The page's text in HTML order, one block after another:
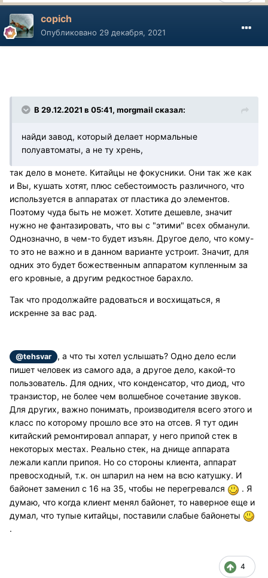
copich
Опубликовано 29 декабря, 2021
В 29.12.2021 в 05:41, morgmail сказал:
найди завод, который делает нормальные
полуавтоматы, а не ту хрень,
так дело в монете. Китайцы не фокусники. Они так же как
и Вы, кушать хотят, плюс себестоимость различного, что
используется в аппаратах от пластика до элементов.
Поэтому чуда быть не может. Хотите дешевле, значит
нужно не фантазировать, что вы с "этими" всех обманули.
Однозначно, в чем-то будет изъян. Другое дело, что кому-
то это не важно и в данном варианте устроит. Значит, для
одних это будет божественным аппаратом купленным за
его кровные, а другим редкостное барахло.
Так что продолжайте радоваться и восхищаться, я
искренне за вас рад.
@tehsvar
, а что ты хотел услышать? Одно дело если
пишет человек из самого ада, а другое дело, какой-то
пользователь. Для одних, что конденсатор, что диод, что
транзистор, не более чем волшебное сочетание звуков.
Для других, важно понимать, производителя всего этого и
класс по которому прошло все это на отсев. Я тут один
китайский ремонтировал аппарат, у него припой стек в
некоторых местах. Реально стек, на днище аппарата
лежали капли припоя. Но со стороны клиента, аппарат
превосходный, т.к. он шпарил на нем на всю катушку. И
байонет заменил с 16 на 35, чтобы не перегревался
. Я
думаю, что когда клиент менял байонет, то наверное еще и
думал, что тупые китайцы, поставили слабые байонеты
.
4